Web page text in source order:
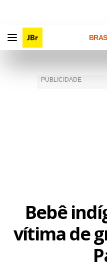
Bebê
vítima de